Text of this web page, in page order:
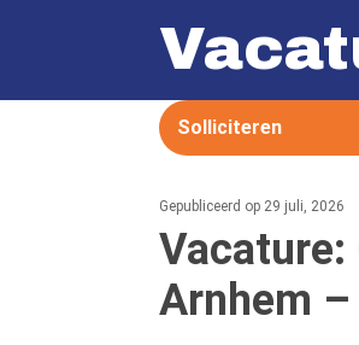
Solliciteren
Gepubliceerd op 29 juli, 2026
Arnhem